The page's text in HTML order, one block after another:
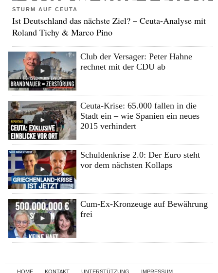
STURM AUF CEUTA
Ist Deutschland das nächste Ziel? – Ceuta-Analyse mit
Roland Tichy & Marco Pino
Club der Versager: Peter Hahne
rechnet mit der CDU ab
Ceuta-Krise: 65.000 fallen in die
Stadt ein – wie Spanien ein neues
2015 verhindert
Schuldenkrise 2.0: Der Euro steht
vor dem nächsten Kollaps
Cum-Ex-Kronzeuge auf Bewährung
frei
Skip to content
HOME KONTAKT UNTERSTÜTZUNG IMPRESSUM